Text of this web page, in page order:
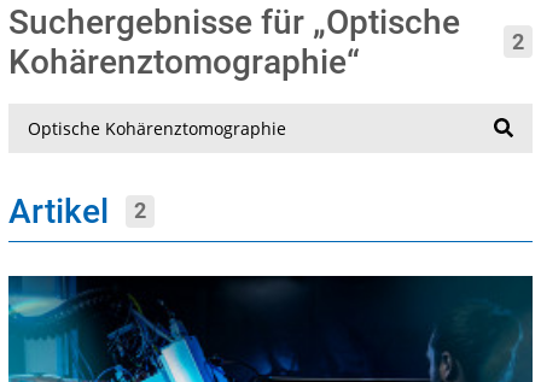
Suchergebnisse für „Optische
Kohärenztomographie“
2
Artikel 2